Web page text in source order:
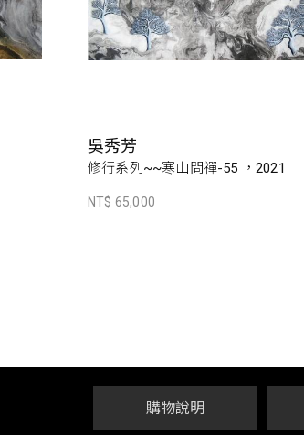
吳秀芳
修行系列~~寒山問禪-55 ，2021
NT$ 65,000
購物說明